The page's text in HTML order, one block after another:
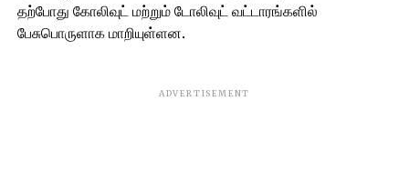
தற்போது கோலிவுட் மற்றும் டோலிவுட் வட்டாரங்களில்
பேசுபொருளாக மாறியுள்ளன.
ADVERTISEMENT